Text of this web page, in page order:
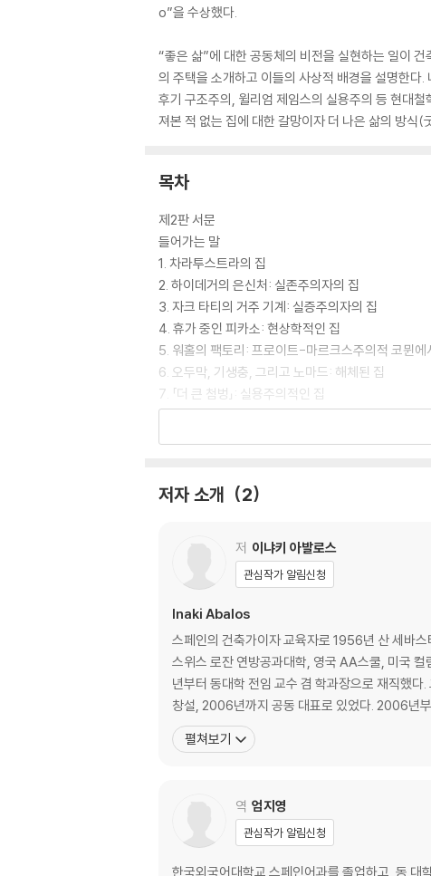
o”을 수상했다.
“좋은 삶”에 대한 공동체의 비전을 실현하는 일이
의 주택을 소개하고 이들의 사상적 배경을 설명한
후기 구조주의, 윌리엄 제임스의 실용주의 등 현대
져본 적 없는 집에 대한 갈망이자 더 나은 삶의 방식(
목차
제2판 서문
들어가는 말
1. 차라투스트라의 집
2. 하이데거의 은신처: 실존주의자의 집
3. 자크 타티의 거주 기계: 실증주의자의 집
4. 휴가 중인 피카소: 현상학적인 집
5. 워홀의 팩토리: 프로이트-마르크스주의적 코뮌에
6. 오두막, 기생충, 그리고 노마드: 해체된 집
7. 「더 큰 첨벙」: 실용주의적인 집
나오는 말
저자 소개 2
저 이냐키 아발로스
관심작가 알림신청
Inaki Abalos
스페인의 건축가이자 교육자로 1956년 산 세바
스위스 로잔 연방공과대학, 영국 AA스쿨, 미국
년부터 동대학 전임 교수 겸 학과장으로 재직했다. 그는 교육에 헌신하면서도 실무를 중시하는 건축가로 1985년 후안 에레로스와 함께 스튜디오 「아발로스 & 에레로스」를
창설, 2006년까지 공동 대표로 있었다. 2006년
펼쳐보기
역 엄지영
관심작가 알림신청
한국외국어대학교 스페인어과를 졸업하고, 동 대